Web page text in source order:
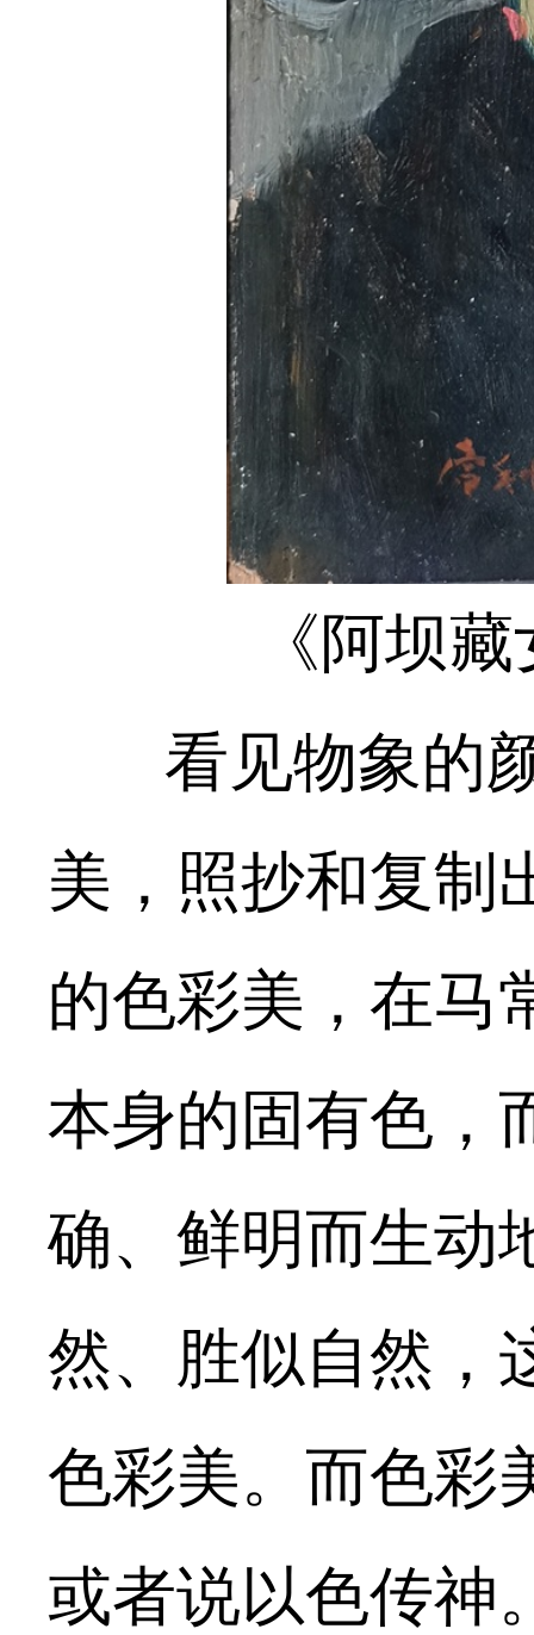
《阿坝
看见物象的颜
美，照抄和复制
的色彩美，在马
本身的固有色，
确、鲜明而生动
然、胜似自然，
色彩美。而色彩
或者说以色传神